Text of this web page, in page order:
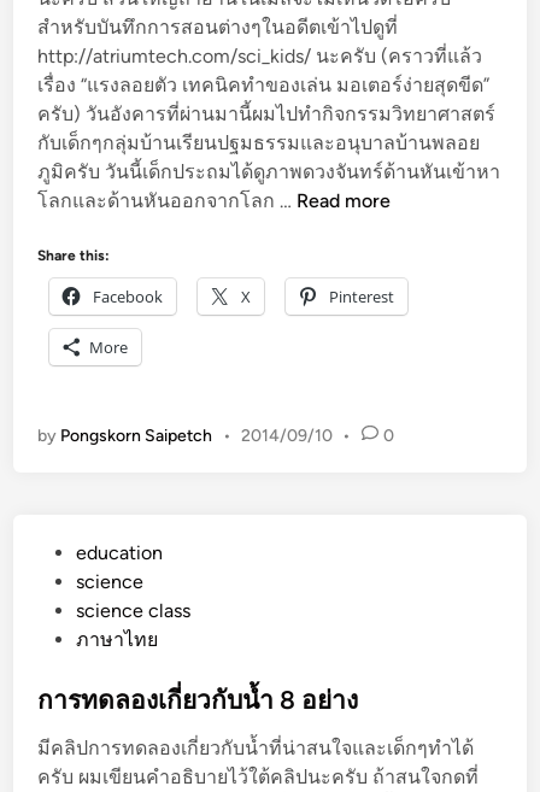
น
ใ
ห
ญ่
ล
ม
สำหรับบันทึกการสอนต่างๆในอดีตเข้าไปดูที่
http://atriumtech.com/sci_kids/ นะครับ (คราวที่แล้ว
เรื่อง “แรงลอยตัว เทคนิคทำของเล่น มอเตอร์ง่ายสุดขีด”
ครับ) วันอังคารที่ผ่านมานี้ผมไปทำกิจกรรมวิทยาศาสตร์
กับเด็กๆกลุ่มบ้านเรียนปฐมธรรมและอนุบาลบ้านพลอย
ภูมิครับ วันนี้เด็กประถมได้ดูภาพดวงจันทร์ด้านหันเข้าหา
โลกและด้านหันออกจากโลก … คุ
รื่
อ
ง
ม
ต
ร
Read more
Share this:
Facebook X Pinterest
More
by Pongskorn Saipetch • 2014/09/10 • 0
d
n
education
science
science class
ภาษาไทย
การทดลองเกี่ยวกับน้ำ 8 อย่าง
มีคลิปการทดลองเกี่ยวกับน้ำที่น่าสนใจและเด็กๆทำได้
ครับ ผมเขียนคำอธิบายไว้ใต้คลิปนะครับ ถ้าสนใจกดที่